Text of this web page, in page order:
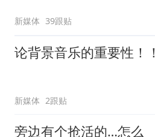
新媒体 39跟贴
论背景音乐的重要性！！
新媒体 2跟贴
旁边有个抢活的…怎么